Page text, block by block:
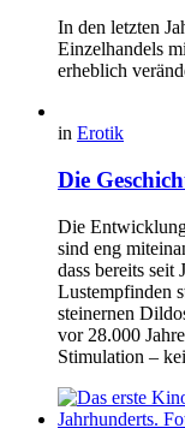
In den letzten
Einzelhandels
erheblich
in Erotik
Die
Die
sind eng
dass bereits seit
Lustempfinden
steinernen
vor 28.000
Stimulation –